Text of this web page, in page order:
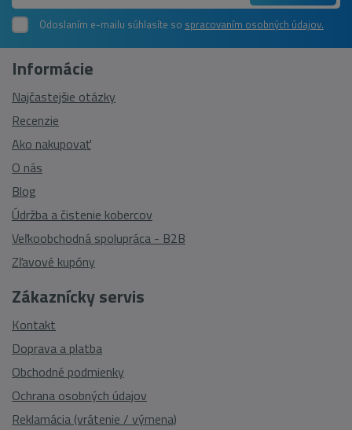
Odoslaním e-mailu súhlasíte so spracovaním osobných údajov.
Zákaznícky servis
Kontakt
Doprava a platba
Obchodné podmienky
Ochrana osobných údajov
Reklamácia (vrátenie / výmena)
Informácie
Najčastejšie otázky
Recenzie
Ako nakupovať
O nás
Blog
Údržba a čistenie kobercov
Veľkoobchodná spolupráca - B2B
Zľavové kupóny